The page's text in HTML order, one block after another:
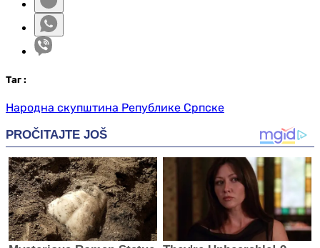
Таг :
Народна скупштина Републике Српске